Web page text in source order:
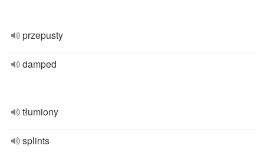
przepusty
damped
tłumiony
splints